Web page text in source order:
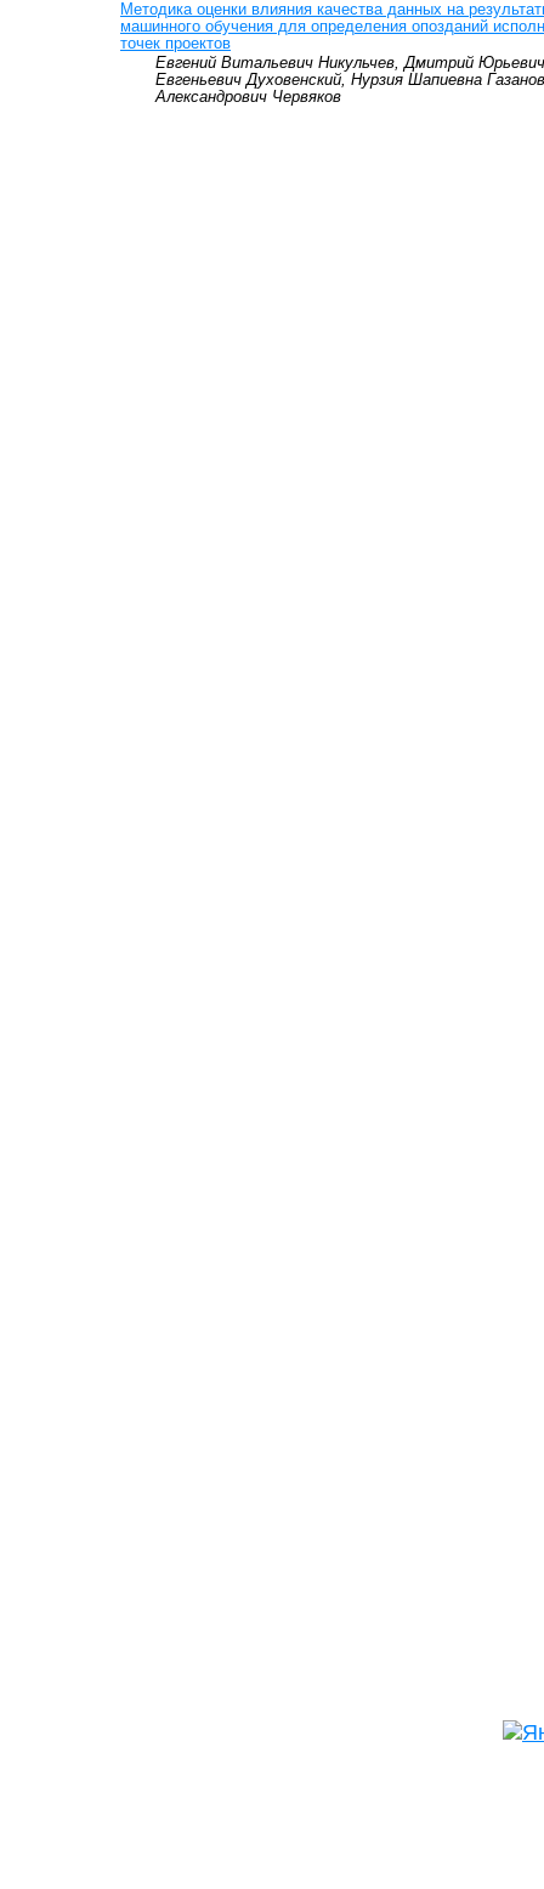
Методика оценки влияния качества данных на
машинного обучения для определения опозданий
точек проектов
Евгений Витальевич Никульчев, Дмитрий
Евгеньевич Духовенский, Нурзия Шапиевна
Александрович Червяков